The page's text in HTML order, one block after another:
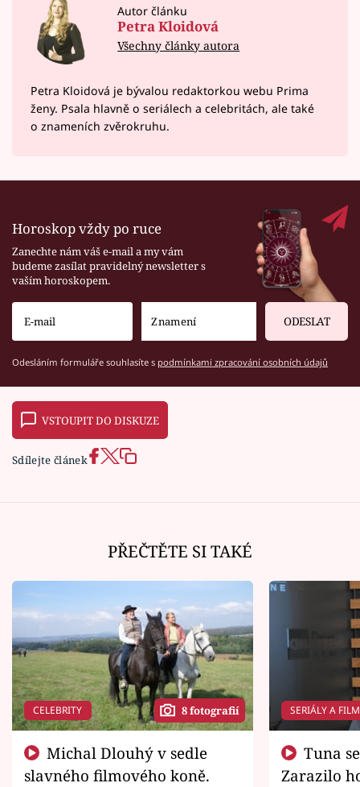
Autor článku
Petra Kloidová
Všechny články autora
Petra Kloidová je bývalou redaktorkou webu Prima
ženy. Psala hlavně o seriálech a celebritách, ale také
o znameních zvěrokruhu.
Horoskop vždy po ruce
Zanechte nám váš e-mail a my vám
budeme zasílat pravidelný newsletter s
vaším horoskopem.
ODESLAT
Odesláním formuláře souhlasíte s podmínkami zpracování osobních údajů
VSTOUPIT DO DISKUZE
Sdílejte článek
PŘEČTĚTE SI TAKÉ
CELEBRITY 8 fotografií
slavného filmového koně.
SERIÁLY A
Zarazilo